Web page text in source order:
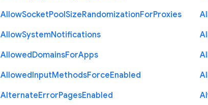
AllowSocketPoolSizeRandomizationForProxies
AllowSystemNotifications
AllowedDomainsForApps
AllowedInputMethodsForceEnabled
AlternateErrorPagesEnabled